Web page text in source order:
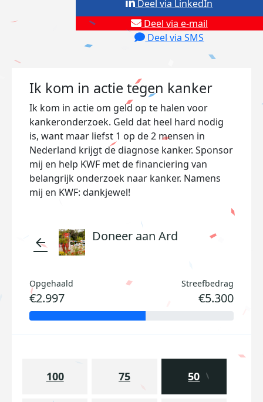
Deel via e-mail
Deel via SMS
Deel via LinkedIn
Ik kom in actie tegen kanker
Ik kom in actie om geld op te halen voor
kankeronderzoek. Geld dat heel hard nodig
is, want maar liefst 1 op de 2 mensen in
Nederland krijgt de diagnose kanker. Sponsor
mij en help KWF met de financiering van
belangrijk onderzoek naar kanker. Namens
mij en KWF: dankjewel!
arrow_back Doneer aan Ard
Opgehaald
€2.997
Streefbedrag
€5.300
100 75 50